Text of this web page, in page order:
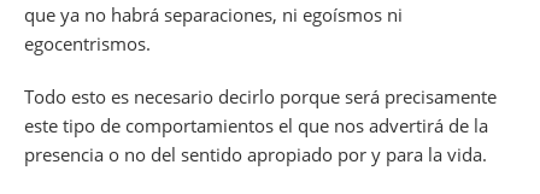
que ya no habrá separaciones, ni egoísmos ni
egocentrismos.
Todo esto es necesario decirlo porque será precisamente
este tipo de comportamientos el que nos advertirá de la
presencia o no del sentido apropiado por y para la vida.